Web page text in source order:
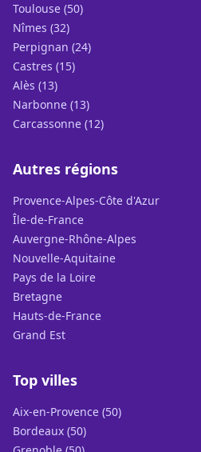
Toulouse (50)
Nîmes (32)
Perpignan (24)
Castres (15)
Alès (13)
Narbonne (13)
Carcassonne (12)
Autres régions
Provence-Alpes-Côte d'Azur
Île-de-France
Auvergne-Rhône-Alpes
Nouvelle-Aquitaine
Pays de la Loire
Bretagne
Hauts-de-France
Grand Est
Top villes
Aix-en-Provence (50)
Bordeaux (50)